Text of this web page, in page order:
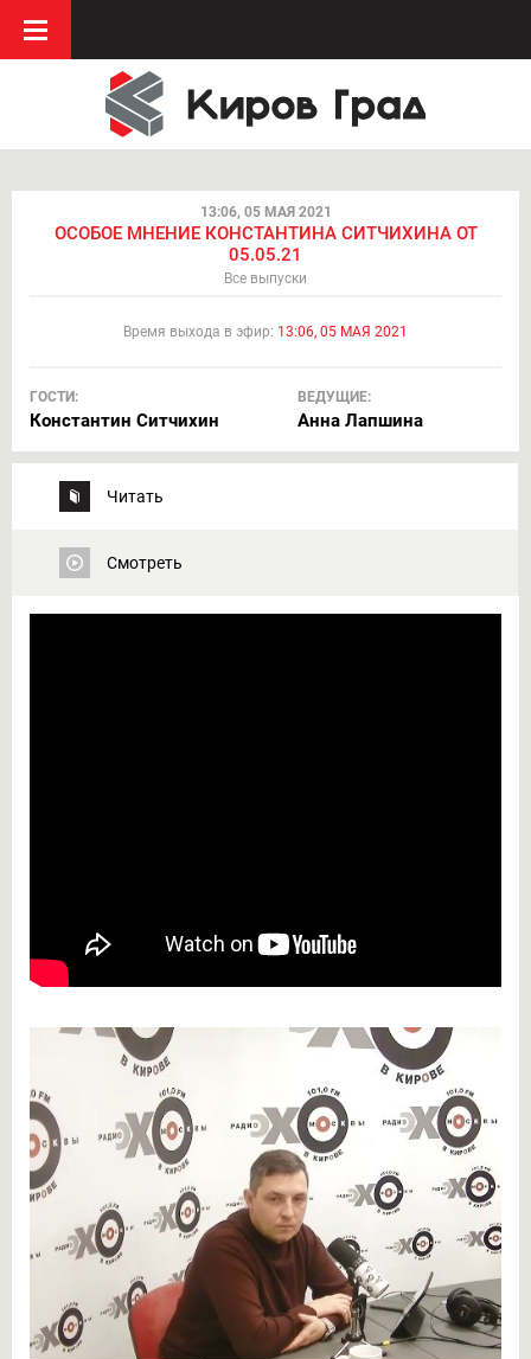
13:06, 05 МАЯ 2021
ОСОБОЕ МНЕНИЕ КОНСТАНТИНА СИТЧИХИНА ОТ
05.05.21
Все выпуски
Время выхода в эфир: 13:06, 05 МАЯ 2021
ГОСТИ:
Константин Ситчихин
ВЕДУЩИЕ:
Анна Лапшина
Читать
Смотреть